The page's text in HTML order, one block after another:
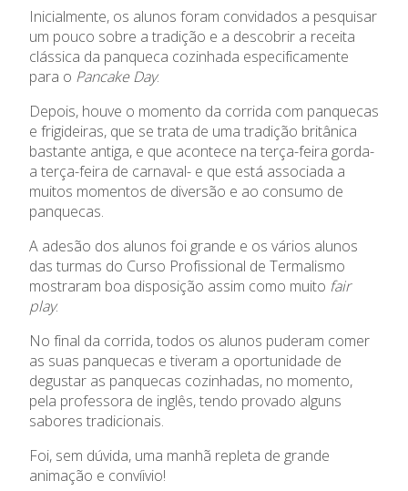
O Colégio
Jornal “O Coreto”
Privacidade
Oferta Formativa
Ensino Profissional
Ano Letivo
Admissão
Informações
APEE
Notícias
Inicialmente, os alunos foram convidados a pesquisar
um pouco sobre a tradição e a descobrir a receita
clássica da panqueca cozinhada especificamente
para o Pancake Day.
Depois, houve o momento da corrida com panquecas
e frigideiras, que se trata de uma tradição britânica
bastante antiga, e que acontece na terça-feira gorda-
a terça-feira de carnaval- e que está associada a
muitos momentos de diversão e ao consumo de
panquecas.
A adesão dos alunos foi grande e os vários alunos
das turmas do Curso Profissional de Termalismo
mostraram boa disposição assim como muito fair
play.
No final da corrida, todos os alunos puderam comer
as suas panquecas e tiveram a oportunidade de
degustar as panquecas cozinhadas, no momento,
pela professora de inglês, tendo provado alguns
sabores tradicionais.
Foi, sem dúvida, uma manhã repleta de grande
animação e convíivio!